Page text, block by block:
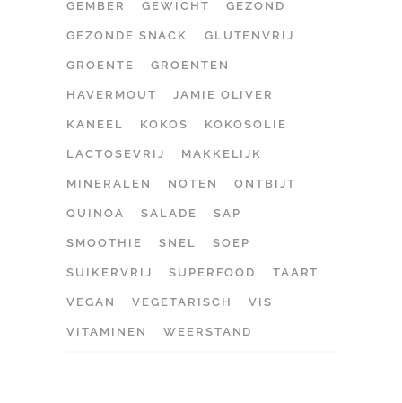
GEMBER GEWICHT GEZOND
GEZONDE SNACK GLUTENVRIJ
GROENTE GROENTEN
HAVERMOUT JAMIE OLIVER
KANEEL KOKOS KOKOSOLIE
LACTOSEVRIJ MAKKELIJK
MINERALEN NOTEN ONTBIJT
QUINOA SALADE SAP
SMOOTHIE SNEL SOEP
SUIKERVRIJ SUPERFOOD TAART
VEGAN VEGETARISCH VIS
VITAMINEN WEERSTAND